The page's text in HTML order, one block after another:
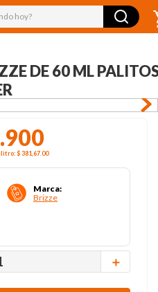
hoy?
DE 60 ML
.900
:$ 381,67.00
Marca:
Brizze
＋